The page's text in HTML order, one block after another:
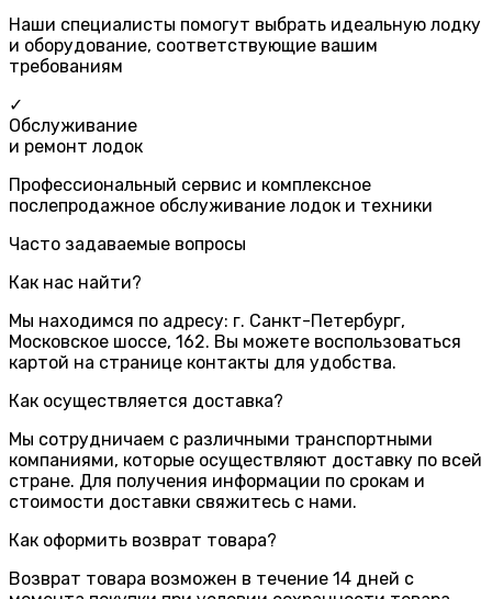
Наши специалисты помогут выбрать идеальную лодку
и оборудование, соответствующие вашим
требованиям
✓
Обслуживание
и ремонт лодок
Профессиональный сервис и комплексное
послепродажное обслуживание лодок и техники
Часто задаваемые вопросы
Как нас найти?
Мы находимся по адресу: г. Санкт-Петербург,
Московское шоссе, 162. Вы можете воспользоваться
картой на странице контакты для удобства.
Как осуществляется доставка?
Мы сотрудничаем с различными транспортными
компаниями, которые осуществляют доставку по всей
стране. Для получения информации по срокам и
стоимости доставки свяжитесь с нами.
Как оформить возврат товара?
Возврат товара возможен в течение 14 дней с